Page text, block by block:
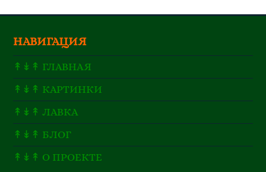
НАВИГАЦИЯ
↟↡↟ ГЛАВНАЯ
↟↡↟ КАРТИНКИ
↟↡↟ ЛАВКА
↟↡↟ БЛОГ
↟↡↟ О ПРОЕКТЕ